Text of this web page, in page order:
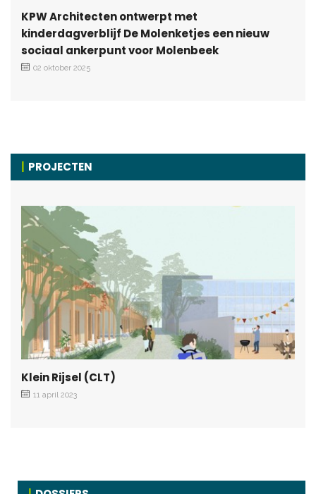
KPW Architecten ontwerpt met
kinderdagverblijf De Molenketjes een nieuw
sociaal ankerpunt voor Molenbeek
02 oktober 2025
PROJECTEN
Klein Rijsel (CLT)
11 april 2023